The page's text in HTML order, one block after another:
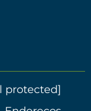
protected]